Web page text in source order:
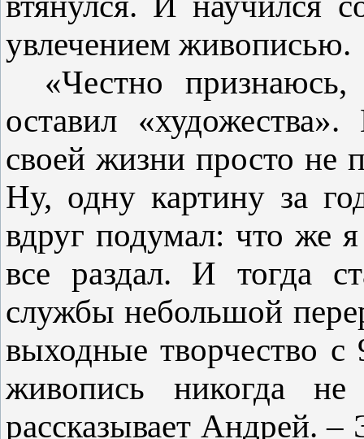
увлечением живописью.
«Честно
оставил
своей жизни просто не
Ну, одну картину за
вдруг подумал: что же
все раздал. И тогда
службы небольшой
выходные творчество
живопись никогда
рассказывает Андрей. –